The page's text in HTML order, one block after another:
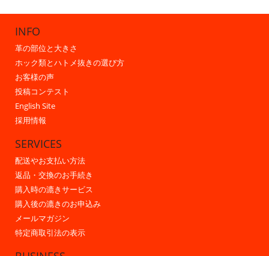
INFO
革の部位と大きさ
ホック類とハトメ抜きの選び方
お客様の声
投稿コンテスト
English Site
採用情報
SERVICES
配送やお支払い方法
返品・交換のお手続き
購入時の漉きサービス
購入後の漉きのお申込み
メールマガジン
特定商取引法の表示